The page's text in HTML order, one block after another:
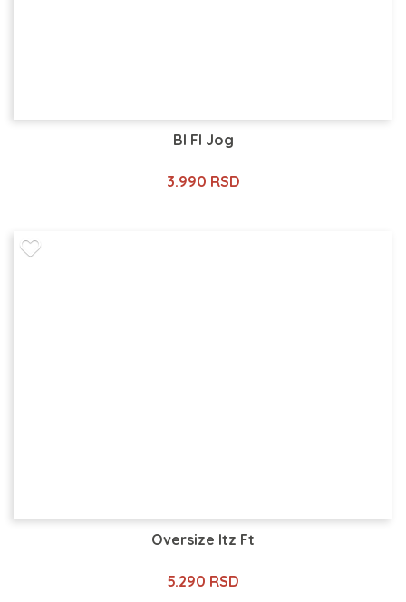
Bl Fl Jog
3.990 RSD
Oversize Itz Ft
5.290 RSD